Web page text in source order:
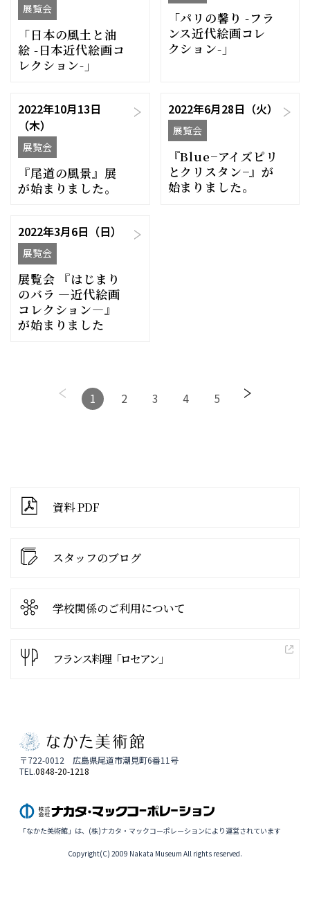
展覧会
「日本の風土と油
絵 -日本近代絵画コ
レクション-」
「パリの馨り -フラ
ンス近代絵画コレ
クション-」
2022年10月13日
（木）
展覧会
『尾道の風景』展
が始まりました。
2022年6月28日（火）
展覧会
『Blue−アイズピリ
とクリスタン−』が
始まりました。
2022年3月6日（日）
展覧会
展覧会 『はじまり
のバラ ―近代絵画
コレクション―』
が始まりました
1 2 3 4 5
資料 PDF
スタッフのブログ
学校関係のご利用について
フランス料理「ロセアン」
〒722-0012 広島県尾道市潮見町6番11号
TEL.0848-20-1218
「なかた美術館」は、(株)ナカタ・マックコーポレーションにより運営されています
Copyright(C) 2009 Nakata Museum All rights reserved.